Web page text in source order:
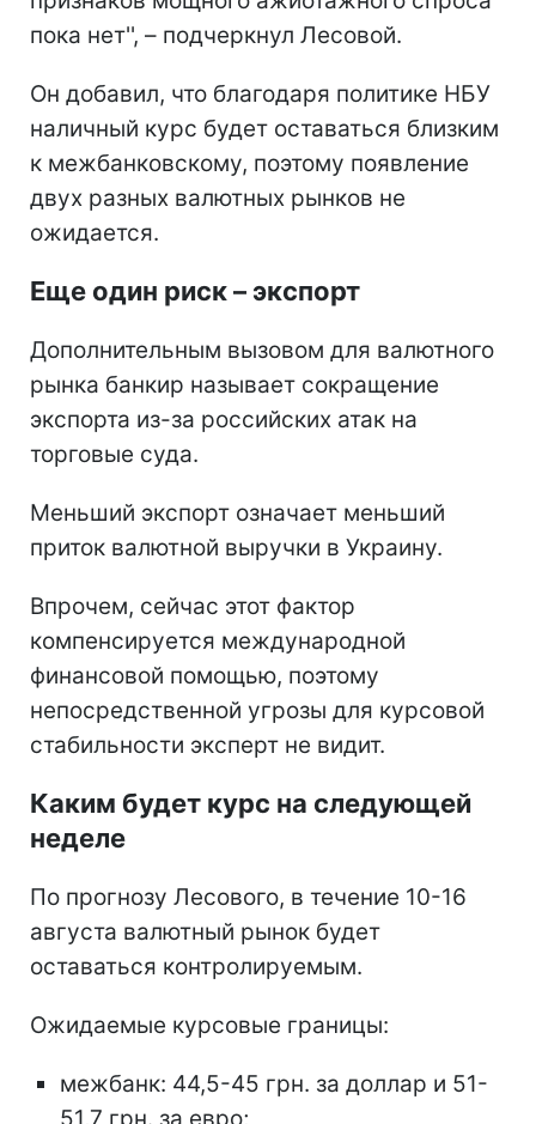
пока нет'', – подчеркнул Лесовой.
Он добавил, что благодаря политике НБУ
наличный курс будет оставаться близким
к межбанковскому, поэтому появление
двух разных валютных рынков не
ожидается.
Еще один риск – экспорт
Дополнительным вызовом для валютного
рынка банкир называет сокращение
экспорта из-за российских атак на
торговые суда.
Меньший экспорт означает меньший
приток валютной выручки в Украину.
Впрочем, сейчас этот фактор
компенсируется международной
финансовой помощью, поэтому
непосредственной угрозы для курсовой
стабильности эксперт не видит.
Каким будет курс на следующей
неделе
По прогнозу Лесового, в течение 10-16
августа валютный рынок будет
оставаться контролируемым.
Ожидаемые курсовые границы:
межбанк: 44,5-45 грн. за доллар и 51-
51,7 грн. за евро;